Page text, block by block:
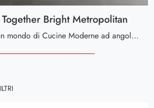
Bright Metropolitan
Clicca e scopri un mondo di Cucine Moderne ad angolo: la cucina Diesel get Together Bright Metropolitan Scavolini in melaminico ti sta aspettando!